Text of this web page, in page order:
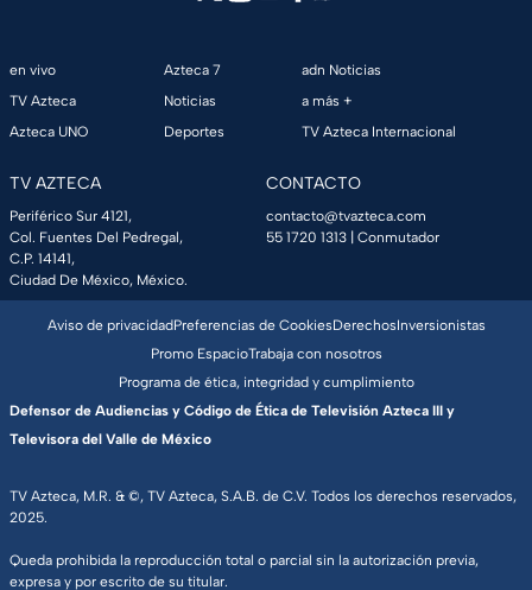
en vivo
TV Azteca
Azteca UNO
Azteca 7
Noticias
Deportes
adn Noticias
a más +
TV Azteca Internacional
TV AZTECA
Periférico Sur 4121,
Col. Fuentes Del Pedregal,
C.P. 14141,
Ciudad De México, México.
CONTACTO
contacto@tvazteca.com
55 1720 1313 | Conmutador
TV Azteca, M.R. & ©, TV Azteca, S.A.B. de C.V. Todos los derechos reservados,
2025.
Queda prohibida la reproducción total o parcial sin la autorización previa,
expresa y por escrito de su titular.
Aviso de privacidadPreferencias de CookiesDerechosInversionistas
Promo EspacioTrabaja con nosotros
Programa de ética, integridad y cumplimiento
Defensor de Audiencias y Código de Ética de Televisión Azteca III y
Televisora del Valle de México